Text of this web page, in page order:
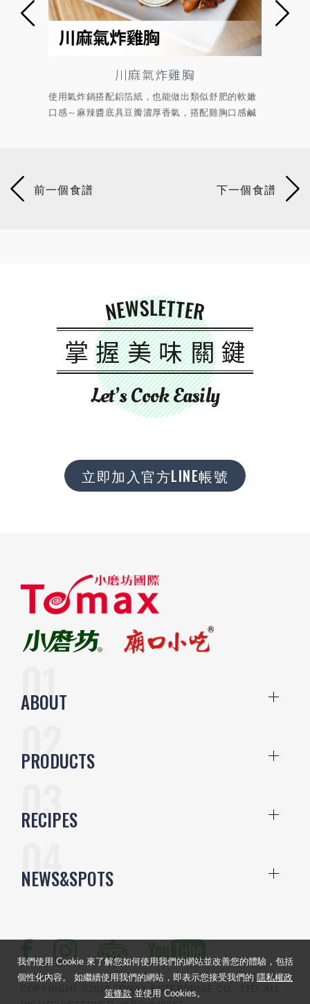
出類似舒肥的軟嫩
，搭配雞胸口感鹹
爐烤娃娃菜
零廚藝烤箱家常菜!出爐呈金棕色光澤，釋放出
蒜香，嚐起來清甜脆口，孜然風味料和七味唐
NEWSLETTER
掌握美味關鍵
Let’s Cook Easily
立即加入官方LINE帳號
ABOUT
PRODUCTS
RECIPES
NEWS&SPOTS
COPYRIGHT ©2018 TOMAX ENTERPRISE CO., LTD. ALL
我們使用 Cookie 來了解您如何使用我們的網站並改善您的體驗，包括
個性化內容。 如繼續使用我們的網站，即表示您接受我們的 隱私權政
策條款 並使用 Cookies。